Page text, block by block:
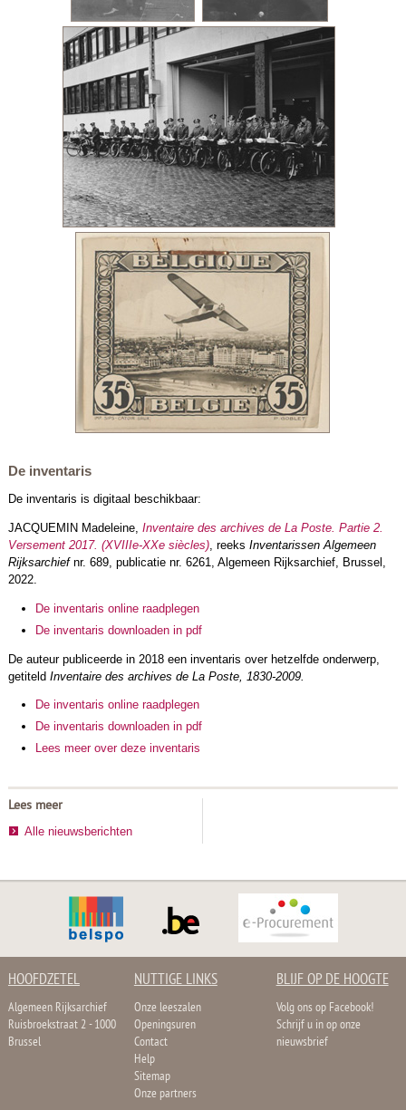
De inventaris
De inventaris is digitaal beschikbaar:
JACQUEMIN Madeleine, Inventaire des archives de La Poste. Partie 2.
Versement 2017. (XVIIIe-XXe siècles), reeks Inventarissen Algemeen
Rijksarchief nr. 689, publicatie nr. 6261, Algemeen Rijksarchief, Brussel,
2022.
De inventaris online raadplegen
De inventaris downloaden in pdf
De auteur publiceerde in 2018 een inventaris over hetzelfde onderwerp,
getiteld Inventaire des archives de La Poste, 1830-2009.
De inventaris online raadplegen
De inventaris downloaden in pdf
Lees meer over deze inventaris
Lees meer
Alle nieuwsberichten
HOOFDZETEL
Algemeen Rijksarchief
Ruisbroekstraat 2 - 1000
Brussel
NUTTIGE LINKS
Onze leeszalen
Openingsuren
Contact
Help
Sitemap
Onze partners
BLIJF OP DE HOOGTE
Volg ons op Facebook!
Schrijf u in op onze
nieuwsbrief